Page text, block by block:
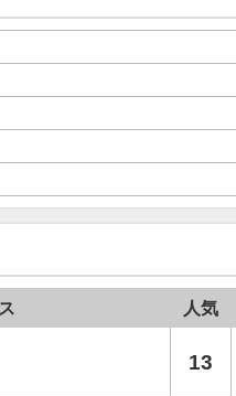
人気
13